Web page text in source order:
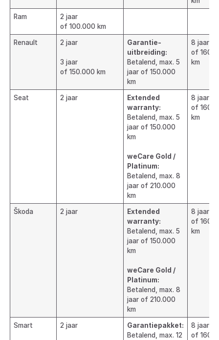
Ram
2 jaar
of 100.000 km
Renault 2 jaar
3 jaar
of 150.000 km
Garantie-
uitbreiding:
Betalend, max. 5
jaar of 150.000
km
8 jaar
of
km
Seat 2 jaar
Extended
warranty:
Betalend, max. 5
jaar of 150.000
km
weCare Gold /
Platinum:
Betalend, max. 8
jaar of 210.000
km
8 jaar
of
km
Škoda 2 jaar
Extended
warranty:
Betalend, max. 5
jaar of 150.000
km
weCare Gold /
Platinum:
Betalend, max. 8
jaar of 210.000
km
8 jaar
of
km
Smart 2 jaar
Garantiepakket:
Betalend, max. 12
8 jaar
of